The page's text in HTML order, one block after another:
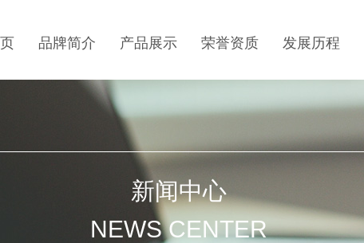
品牌简介 产品展示 荣誉资质 发展历程
新闻中心
NEWS CENTER